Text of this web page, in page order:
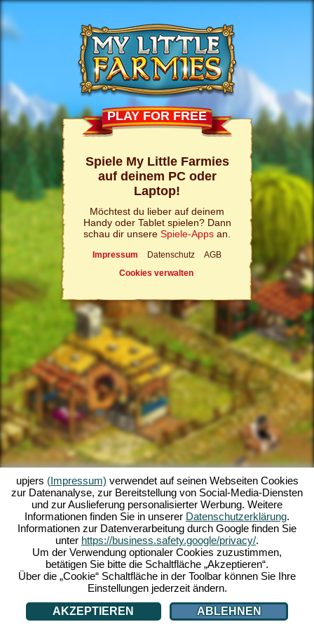
PLAY FOR FREE
Spiele My Little Farmies
auf deinem PC oder
Laptop!
Möchtest du lieber auf deinem
Handy oder Tablet spielen? Dann
schau dir unsere Spiele-Apps an.
Impressum Datenschutz
AGB
Cookies verwalten
upjers (Impressum) verwendet auf seinen Webseiten Cookies
zur Datenanalyse, zur Bereitstellung von Social-Media-Diensten
und zur Auslieferung personalisierter Werbung. Weitere
Informationen finden Sie in unserer Datenschutzerklärung.
Informationen zur Datenverarbeitung durch Google finden Sie
unter https://business.safety.google/privacy/.
Um der Verwendung optionaler Cookies zuzustimmen,
betätigen Sie bitte die Schaltfläche „Akzeptieren“.
Über die „Cookie“ Schaltfläche in der Toolbar können Sie Ihre
Einstellungen jederzeit ändern.
AKZEPTIEREN
ABLEHNEN